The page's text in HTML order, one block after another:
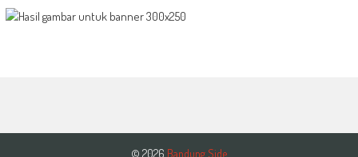
© 2026 Bandung Side